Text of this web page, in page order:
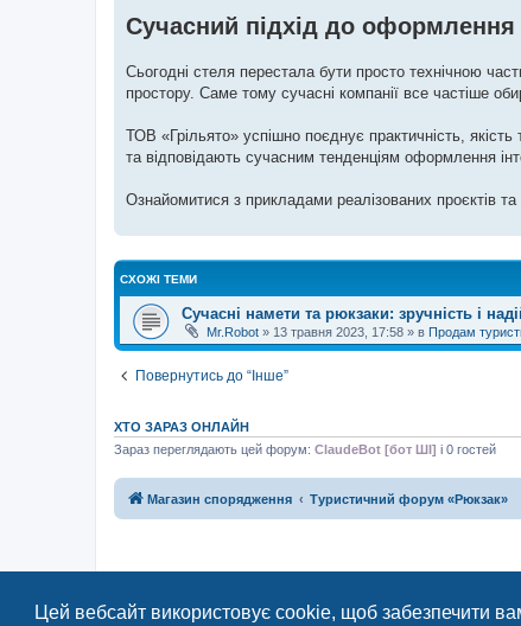
Цей вебсайт використовує cookie, щоб забезпечити
Сучасний підхід до оформлення
Сьогодні стеля перестала бути просто технічною
простору. Саме тому сучасні компанії все частіше
ТОВ «Грільято» успішно поєднує практичність,
та відповідають сучасним тенденціям оформлення
Ознайомитися з прикладами реалізованих проєктів
СХОЖІ ТЕМИ
Сучасні намети та рюкзаки: зручність і
Mr.Robot » 13 травня 2023, 17:58 » в Продам
Повернутись до “Інше”
ХТО ЗАРАЗ ОНЛАЙН
Зараз переглядають цей форум: ClaudeBot [бот ШІ] і 0 гостей
Магазин спорядження Туристичний форум «Рюкзак»